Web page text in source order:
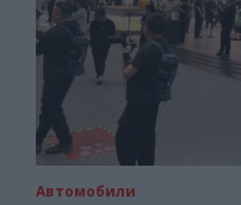
Автомобили